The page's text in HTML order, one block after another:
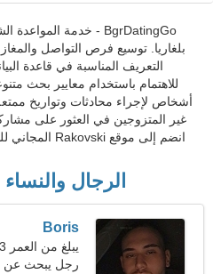
بلغاريا. توسيع فرص التواصل
التعريف المناسبة في قاعدة
للاهتمام باستخدام معايير بحث
أشخاص لإجراء محادثات وتواريخ
غير المتزوجين في العثور على
انضم إلى موقع Rakovski المجاني للسكان المحليين والأجانب والسياح.
الرجال
Boris
الحمل
رجل يبحث عن